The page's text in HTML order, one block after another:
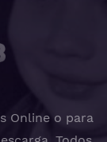
Online o para